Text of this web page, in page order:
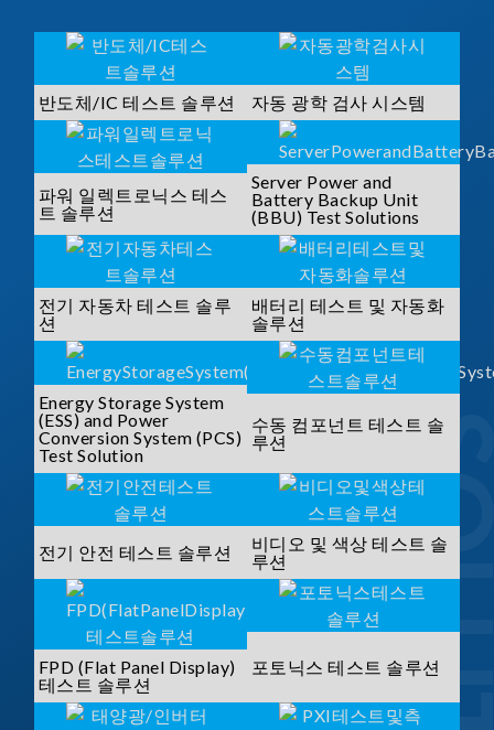
반도체/IC 테스트 솔루션 자동 광학 검사 시스템
파워 일렉트로닉스 테스
트 솔루션
Server Power and
Battery Backup Unit
(BBU) Test Solutions
전기 자동차 테스트 솔루
션
배터리 테스트 및 자동화
솔루션
Energy Storage System
(ESS) and Power
Conversion System (PCS)
Test Solution
수동 컴포넌트 테스트 솔
루션
전기 안전 테스트 솔루션
비디오 및 색상 테스트 솔
루션
FPD (Flat Panel Display)
테스트 솔루션
포토닉스 테스트 솔루션